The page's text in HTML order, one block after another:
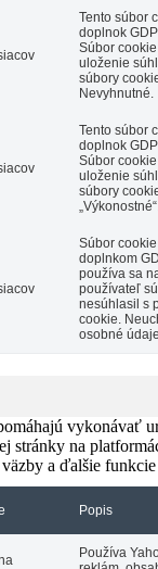
Tento súbor
doplnok
Súbor
uloženie
súbory
Nevyhnutné.
Tento súbor
doplnok
Súbor
uloženie
súbory
Súbor
doplnkom
používa sa
používateľ
nesúhlasil s
cookie.
osobné
vykonávať
stránky na
a ďalšie
Popis
Používa